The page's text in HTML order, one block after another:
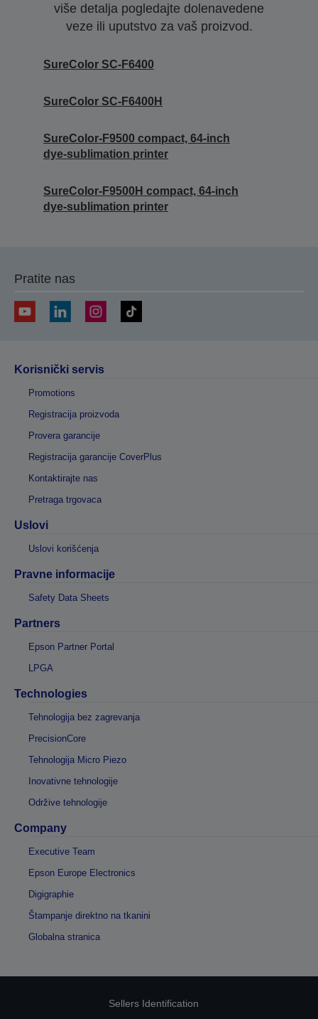
više detalja pogledajte dolenavedene
veze ili uputstvo za vaš proizvod.
SureColor SC-F6400
SureColor SC-F6400H
SureColor-F9500 compact, 64-inch
dye-sublimation printer
SureColor-F9500H compact, 64-inch
dye-sublimation printer
Pratite nas
Korisnički servis
Promotions
Registracija proizvoda
Provera garancije
Registracija garancije CoverPlus
Kontaktirajte nas
Pretraga trgovaca
Uslovi
Uslovi korišćenja
Pravne informacije
Safety Data Sheets
Partners
Epson Partner Portal
LPGA
Technologies
Tehnologija bez zagrevanja
PrecisionCore
Tehnologija Micro Piezo
Inovativne tehnologije
Održive tehnologije
Company
Executive Team
Epson Europe Electronics
Digigraphie
Štampanje direktno na tkanini
Globalna stranica
Sellers Identification